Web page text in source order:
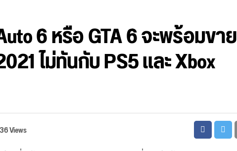
6 หรือ GTA 6 จะพร้อมขาย
ไม่ทันกับ PS5 และ Xbox
Views